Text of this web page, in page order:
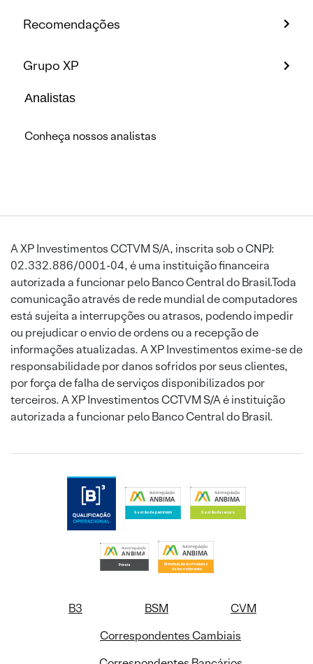
Recomendações
Grupo XP
Analistas
Conheça nossos analistas
A XP Investimentos CCTVM S/A, inscrita sob o CNPJ:
02.332.886/0001-04, é uma instituição financeira
autorizada a funcionar pelo Banco Central do Brasil.Toda
comunicação através de rede mundial de computadores
está sujeita a interrupções ou atrasos, podendo impedir
ou prejudicar o envio de ordens ou a recepção de
informações atualizadas. A XP Investimentos exime-se de
responsabilidade por danos sofridos por seus clientes,
por força de falha de serviços disponibilizados por
terceiros. A XP Investimentos CCTVM S/A é instituição
autorizada a funcionar pelo Banco Central do Brasil.
B3 BSM
CVM
Correspondentes Cambiais